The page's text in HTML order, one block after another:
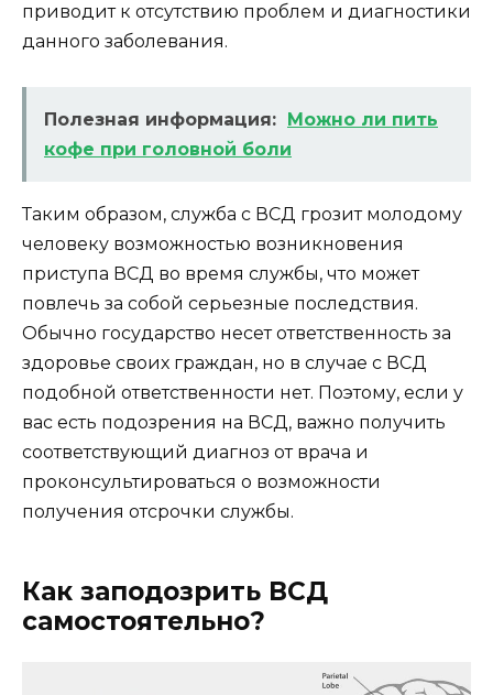
приводит к отсутствию проблем и диагностики
данного заболевания.
Полезная информация: Можно ли пить
кофе при головной боли
Таким образом, служба с ВСД грозит молодому
человеку возможностью возникновения
приступа ВСД во время службы, что может
повлечь за собой серьезные последствия.
Обычно государство несет ответственность за
здоровье своих граждан, но в случае с ВСД
подобной ответственности нет. Поэтому, если у
вас есть подозрения на ВСД, важно получить
соответствующий диагноз от врача и
проконсультироваться о возможности
получения отсрочки службы.
Как заподозрить ВСД
самостоятельно?